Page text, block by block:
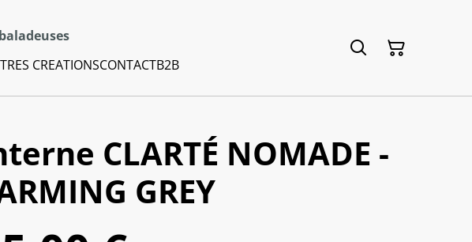
CREATIONSCONTACTB2B
CLARTÉ NOMADE -
GREY